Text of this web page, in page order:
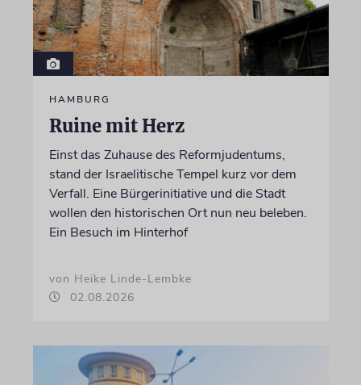
HAMBURG
Ruine mit Herz
Einst das Zuhause des Reformjudentums,
stand der Israelitische Tempel kurz vor dem
Verfall. Eine Bürgerinitiative und die Stadt
wollen den historischen Ort nun neu beleben.
Ein Besuch im Hinterhof
von Heike Linde-Lembke
02.08.2026